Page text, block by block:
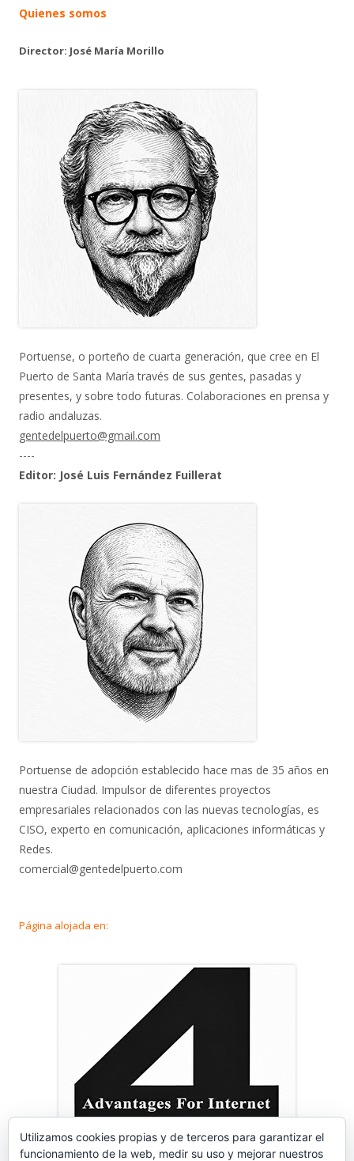
Quienes somos
Director: José María Morillo
Portuense, o porteño de cuarta generación, que cree en El
Puerto de Santa María través de sus gentes, pasadas y
presentes, y sobre todo futuras. Colaboraciones en prensa y
radio andaluzas.
gentedelpuerto@gmail.com
----
Editor: José Luis Fernández Fuillerat
Portuense de adopción establecido hace mas de 35 años en
nuestra Ciudad. Impulsor de diferentes proyectos
empresariales relacionados con las nuevas tecnologías, es
CISO, experto en comunicación, aplicaciones informáticas y
Redes.
comercial@gentedelpuerto.com
Página alojada en:
Utilizamos cookies propias y de terceros para garantizar el
funcionamiento de la web, medir su uso y mejorar nuestros